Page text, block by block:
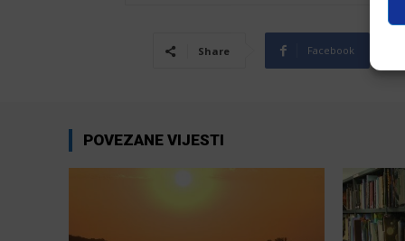
Share Facebook
POVEZANE VIJESTI